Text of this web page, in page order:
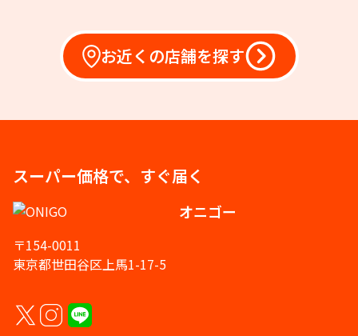
お近くの店舗を探す
スーパー価格で、すぐ届く
オニゴー
〒154-0011
東京都世田谷区上馬1-17-5